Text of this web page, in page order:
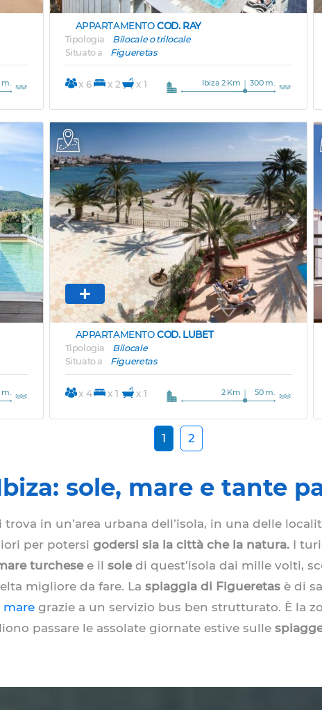
m.
APPARTAMENTOCOD. RAY
Tipologia
Bilocale o trilocale
Situato a
Figueretas
x 6 x 2 x 1 Ibiza 2 Km 300 m.
Next
m.
Previous Next
APPARTAMENTOCOD. LUBET
Tipologia
Bilocale
Situato a
Figueretas
x 4 x 1 x 1 2 Km 50 m.
1 2
sole, mare e tante
trova in un’area urbana dell’isola, in una delle
per potersi godersi sia la città che la natura. I
turchesee il soledi quest’isola dai mille volti,
migliore da fare. La spiaggia di Figueretas è di
mare grazie a un servizio bus ben strutturato. È la
passare le assolate giornate estive sulle
escursioni, immersioni e sport acquatici di
personali.